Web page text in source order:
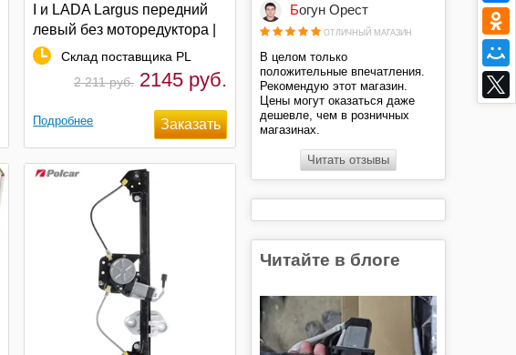
I и LADA Largus передний
левый без моторедуктора |
PolcarСклад поставщика PL
2 211 руб. 2145 руб.
Подробнее
Богун Орест
ОТЛИЧНЫЙ МАГАЗИН
В целом только
положительные впечатления.
Рекомендую этот магазин.
Цены могут оказаться даже
дешевле, чем в розничных
магазинах.
Читать отзывы
Читайте в блоге